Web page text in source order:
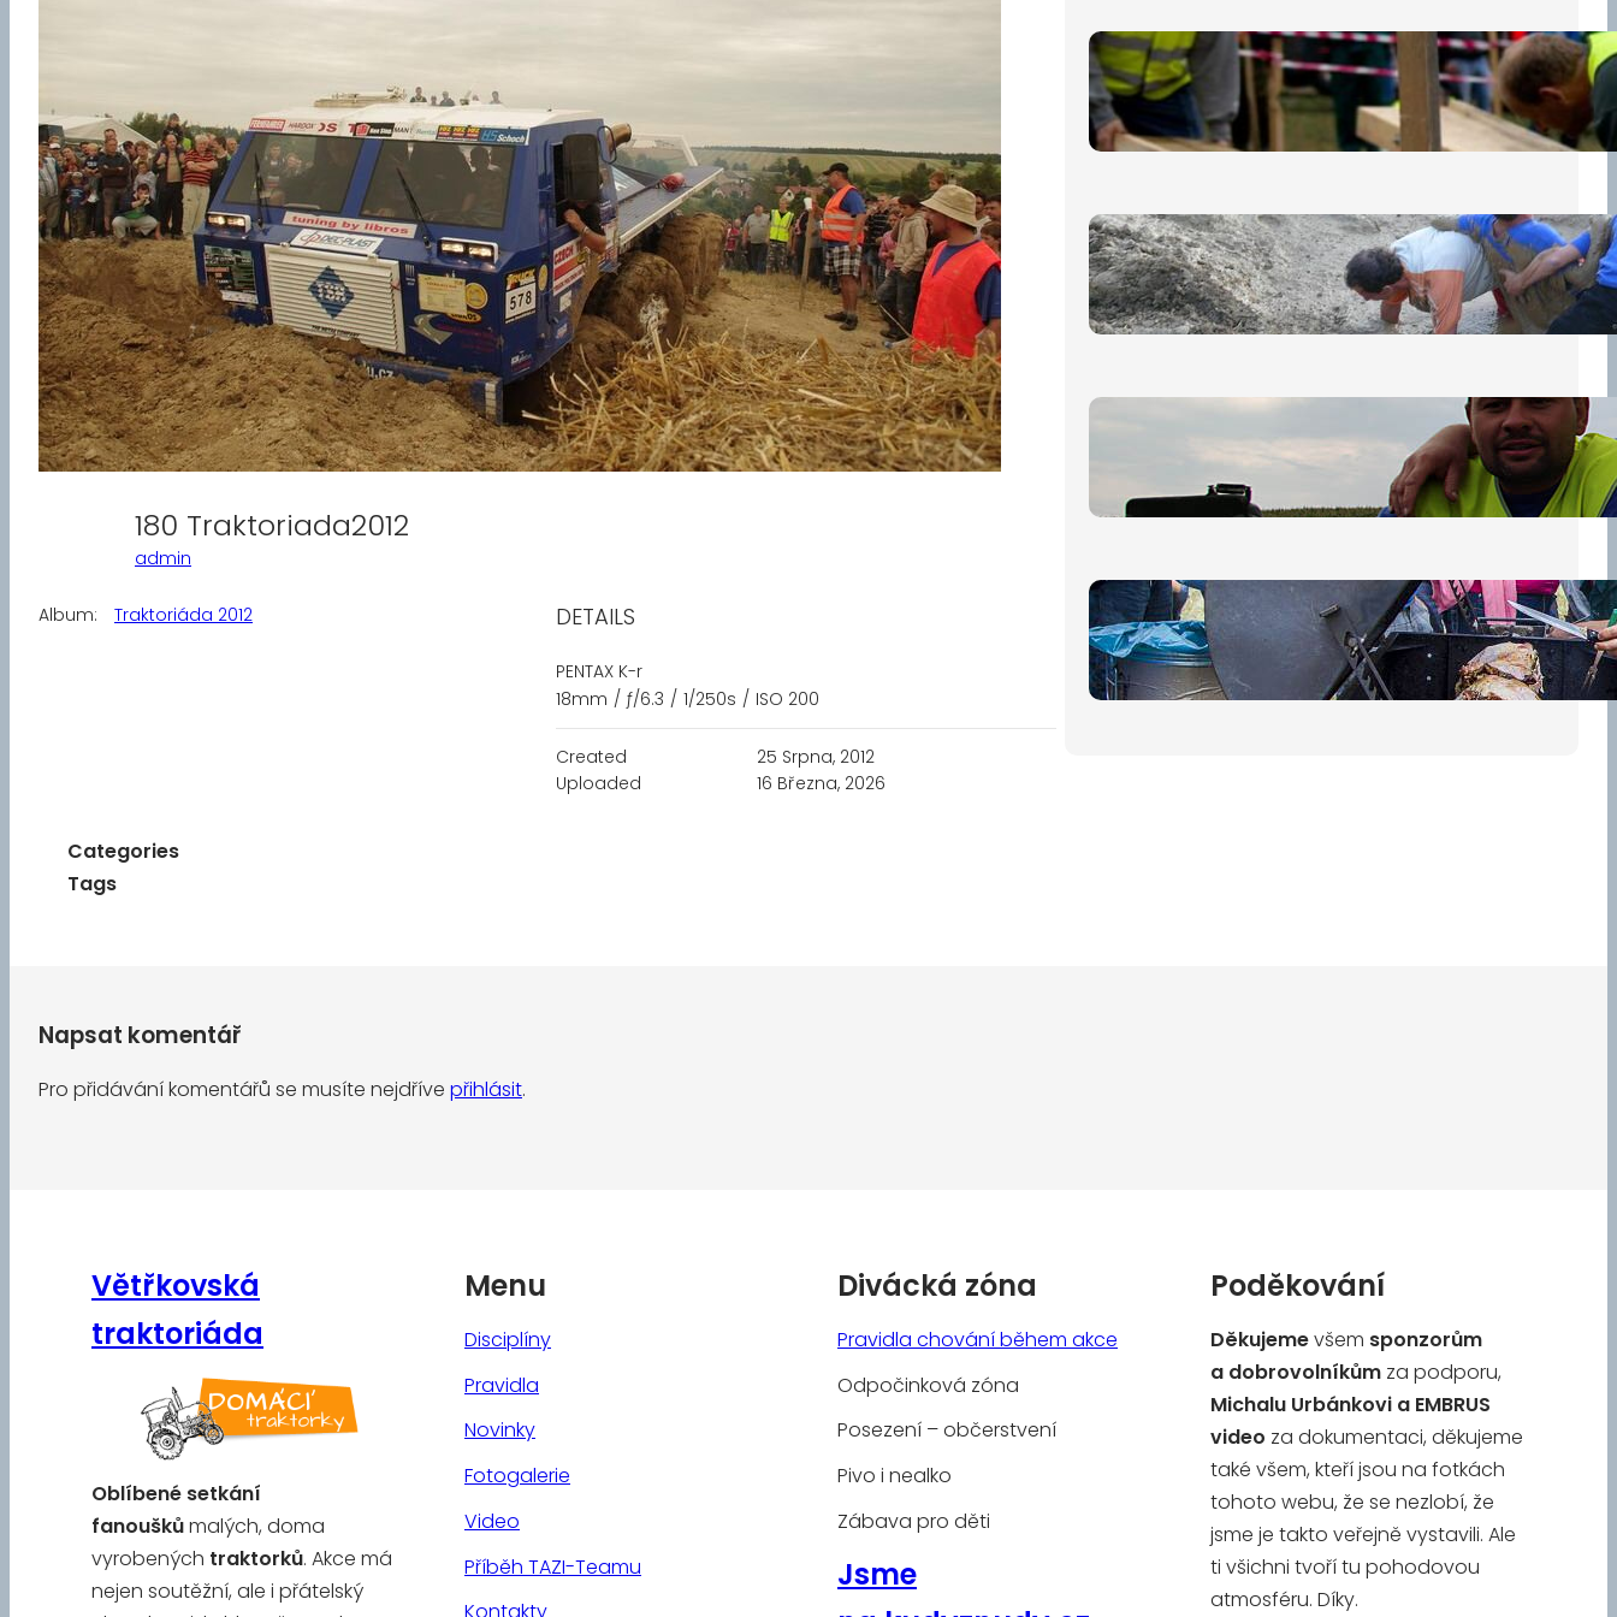
180 Traktoriada2012
admin
Album: Traktoriáda 2012 DETAILS
PENTAX K-r
18mm / ƒ/6.3 / 1/250s / ISO 200
Created
25 Srpna, 2012
Uploaded
16 Března, 2026
Categories
Tags
Nová pravidla pro účastníky
13 července, 2026
„Prase za prase“: Kdo doběhne
první, vyhraje!
30 června, 2026
Bezpečnost na prvním místě
15 května, 2026
Pro diváky
30 dubna, 2026
Napsat komentář
Pro přidávání komentářů se musíte nejdříve přihlásit.
Větřkovská
traktoriáda
Oblíbené setkání
fanouškůmalých, doma
vyrobených traktorků. Akce má
nejen soutěžní, ale i přátelský
Menu
Disciplíny
Pravidla
Novinky
Fotogalerie
Video
Příběh TAZI-Teamu
Divácká zóna
Pravidla chování během akce
Odpočinková zóna
Posezení – občerstvení
Pivo i nealko
Zábava pro děti
Jsme
Poděkování
Děkujemevšem sponzorům
a dobrovolníkům za podporu,
Michalu Urbánkovi a EMBRUS
video za dokumentaci, děkujeme
také všem, kteří jsou na fotkách
tohoto webu, že se nezlobí, že
jsme je takto veřejně vystavili. Ale
ti všichni tvoří tu pohodovou
atmosféru. Díky.